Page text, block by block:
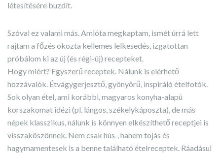
létesítésére buzdít.
Szóval ez valami más. Amióta megkaptam, ismét úrrá lett
rajtam a főzés okozta kellemes lelkesedés, izgatottan
próbálom ki az új (és régi-új) recepteket.
Hogy miért? Egyszerű receptek. Nálunk is elérhető
hozzávalók. Étvágygerjesztő, gyönyörű, inspiráló ételfotók.
Sok olyan étel, ami korábbi, magyaros konyha-alapú
korszakomat idézi (pl. lángos, székelykáposzta), de más
népek klasszikus, nálunk is könnyen elkészíthető receptjei is
visszaköszönnek. Nem csak hús-, hanem tojás és
hagymamentesek is a benne található ételreceptek. Ráadásul